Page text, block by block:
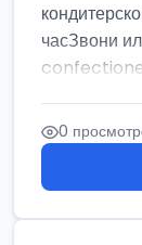
часЗвони
0